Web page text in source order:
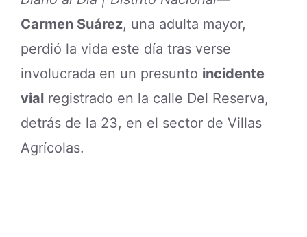
Carmen Suárez, una adulta mayor,
perdió la vida este día tras verse
involucrada en un presunto incidente
vial registrado en la calle Del Reserva,
detrás de la 23, en el sector de Villas
Agrícolas.